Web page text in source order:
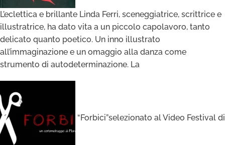
L’eclettica e brillante Linda Ferri, sceneggiatrice, scrittrice e
illustratrice, ha dato vita a un piccolo capolavoro, tanto
delicato quanto poetico. Un inno illustrato
all’immaginazione e un omaggio alla danza come
strumento di autodeterminazione. La
“Forbici”selezionato al Video Festival di